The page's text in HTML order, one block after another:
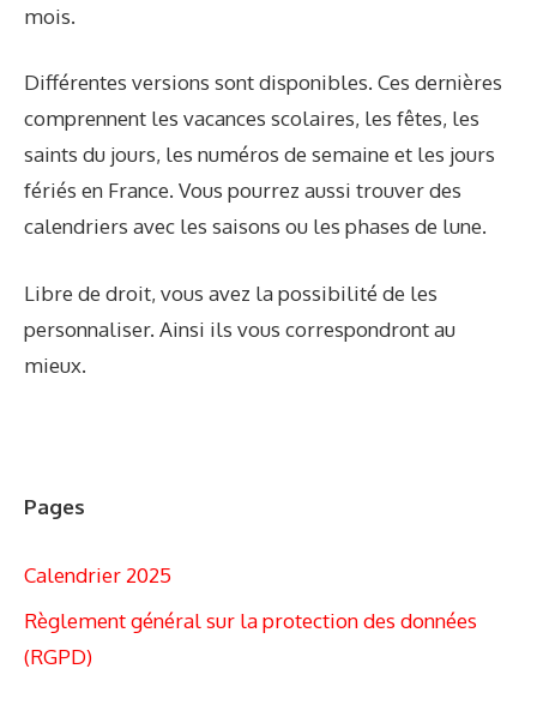
mois.
Différentes versions sont disponibles. Ces dernières
comprennent les vacances scolaires, les fêtes, les
saints du jours, les numéros de semaine et les jours
fériés en France. Vous pourrez aussi trouver des
calendriers avec les saisons ou les phases de lune.
Libre de droit, vous avez la possibilité de les
personnaliser. Ainsi ils vous correspondront au
mieux.
Pages
Calendrier 2025
Règlement général sur la protection des données
(RGPD)